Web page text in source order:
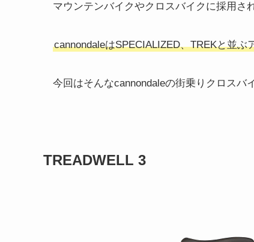
マウンテンバイクやクロスバイクに採用さ
cannondaleはSPECIALIZED、TREKと並
今回はそんなcannondaleの街乗りクロスバ
TREADWELL 3